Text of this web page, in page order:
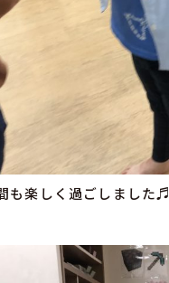
も楽しく過ごしました♬